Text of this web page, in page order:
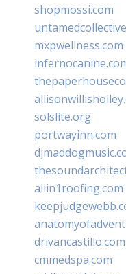
shopmossi.com
mxpwellness.com
solslite.org
portwayinn.com
allin1roofing.com
drivancastillo.com
cmmedspa.com